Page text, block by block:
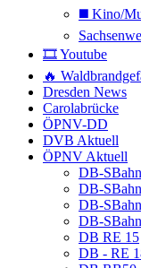
◼️ Kino/
🎞️ Youtube
🔥
Dresden News
Carolabrücke
ÖPNV-DD
DVB Aktuell
ÖPNV Aktuell
DB-
DB-
DB-
DB-
DB RE 15
DB - RE